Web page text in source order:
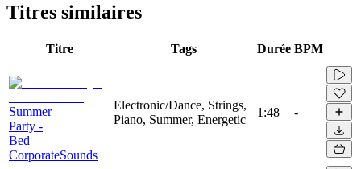
Titres similaires
Titre Tags Durée BPM
Summer
Party -
Bed
CorporateSounds
Electronic/Dance, Strings,
Piano, Summer, Energetic
1:48 -